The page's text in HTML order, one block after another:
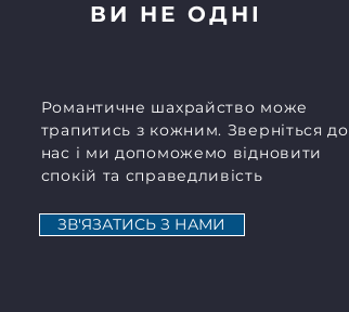
та
ВИ НЕ ОДНІ
Романтичне шахрайство може
трапитись з кожним. Зверніться до
нас і ми допоможемо відновити
спокій та справедливість
ЗВ'ЯЗАТИСЬ З НАМИ